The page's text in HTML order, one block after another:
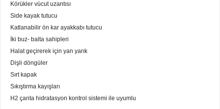
Körükler vücut uzantısı
Side kayak tutucu
Katlanabilir ön kar ayakkabı tutucu
İki buz- balta sahipleri
Halat geçirerek için yan yarık
Dişli döngüler
Sırt kapak
Sıkıştırma kayışları
H2 çanta hidratasyon kontrol sistemi ile uyumlu